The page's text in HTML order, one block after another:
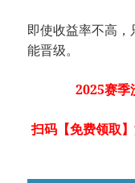
即使收益率不高
能晋级。
2025赛季
扫码【免费领取